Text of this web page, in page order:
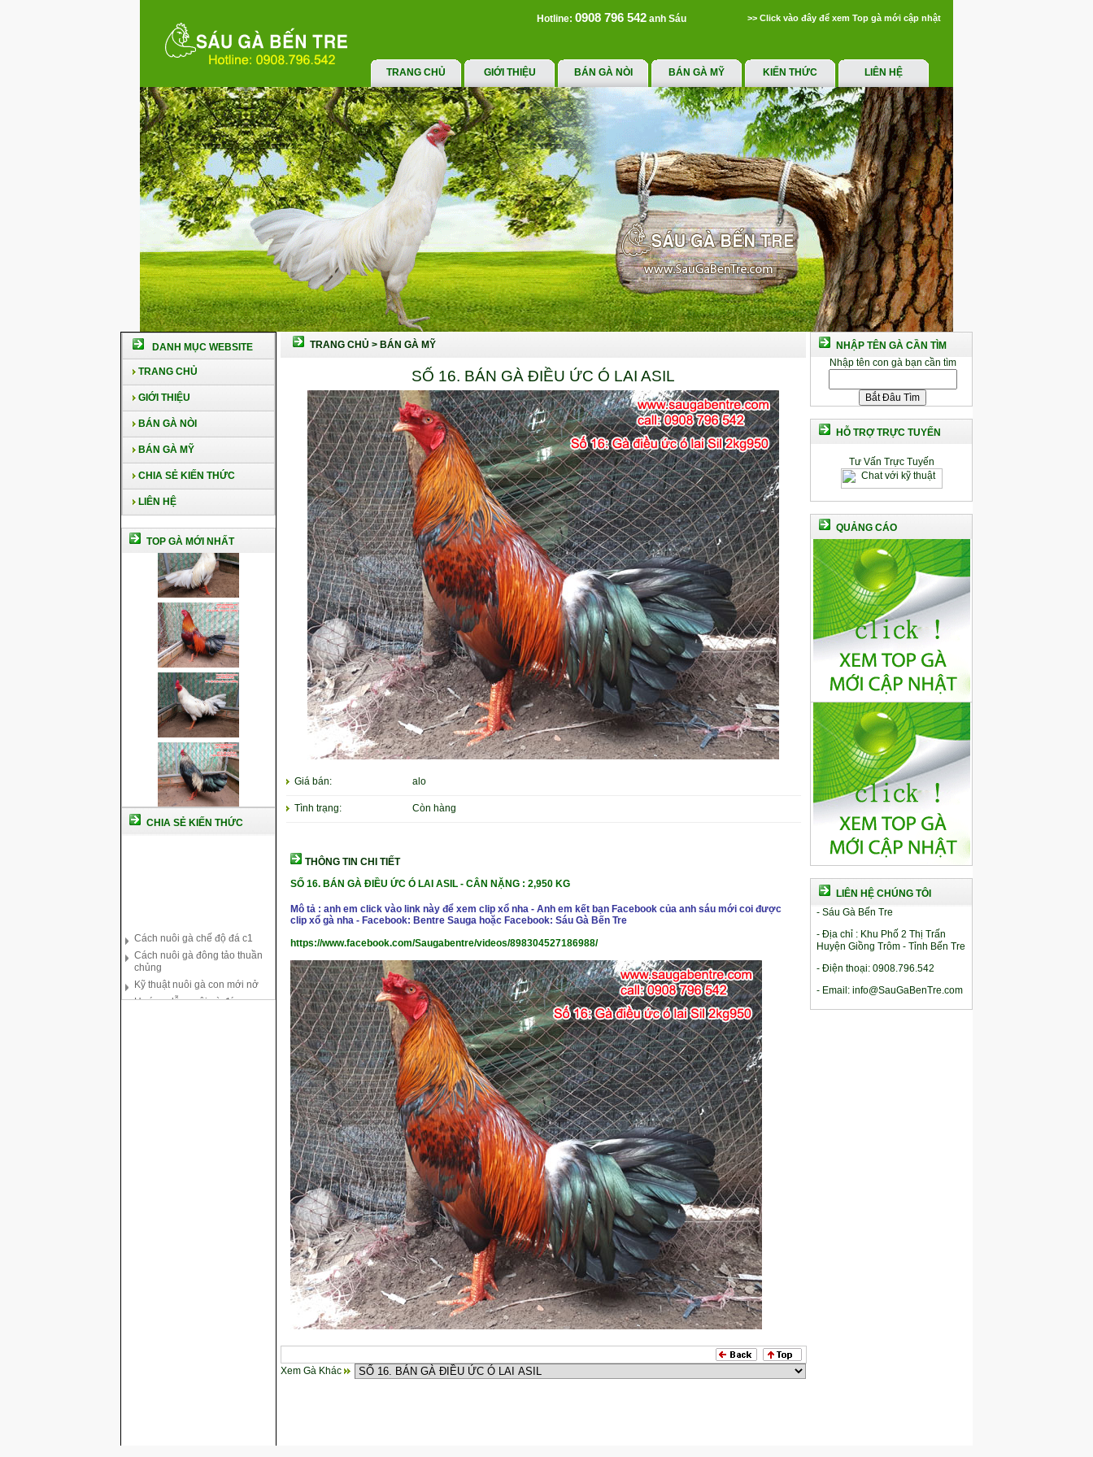
Hotline: 0908 796 542 anh Sáu >> Click vào đây để xem Top gà mới cập nhật
TRANG CHỦ GIỚI THIỆU BÁN GÀ NÒI BÁN GÀ MỸ KIẾN THỨC LIÊN HỆ
DANH MỤC WEBSITE
TRANG CHỦ
GIỚI THIỆU
BÁN GÀ NÒI
BÁN GÀ MỸ
CHIA SẺ KIẾN THỨC
LIÊN HỆ
TOP GÀ MỚI NHẤT
CHIA SẺ KIẾN THỨC
Cách nuôi gà đông tảo thuần
Kỹ thuật nuôi gà con mới nở
Hướng dẫn nuôi gà đá
Tại sao bạn cần biết cách nuôi
TRANG CHỦ > BÁN GÀ MỸ
SỐ 16. BÁN GÀ ĐIỀU ỨC Ó LAI ASIL
Giá bán: alo
Tình trạng: Còn hàng
THÔNG TIN CHI TIẾT
SỐ 16.BÁN GÀ ĐIỀU ỨC Ó LAI ASIL - CÂN NẶNG : 2,950 KG
Mô tả : anh em click vào link này để xem clip xổ nha - Anh em kết bạn Facebook của anh sáu mới coi được
clip xổ gà nha - Facebook: Bentre Sauga hoặc Facebook: Sáu Gà Bến Tre
https://www.facebook.com/Saugabentre/videos/898304527186988/
Xem Gà Khác
NHẬP TÊN GÀ CẦN TÌM
Nhập tên con gà bạn cần tìm
HỖ TRỢ TRỰC TUYẾN
Tư Vấn Trực Tuyến
QUẢNG CÁO
LIÊN HỆ CHÚNG TÔI
- Sáu Gà Bến Tre
- Địa chỉ : Khu Phố 2 Thị Trấn
Huyện Giồng Trôm - Tỉnh Bến Tre
- Điện thoại: 0908.796.542
- Email: info@SauGaBenTre.com